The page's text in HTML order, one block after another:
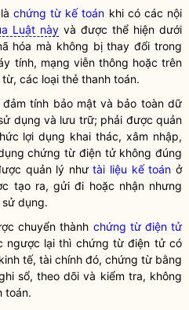
làchứng từ kế toán khi có các nội
Luật này và được thể hiện dưới
hóa mà không bị thay đổi trong
tính, mạng viễn thông hoặc trên
các loại thẻ thanh toán.
đảm tính bảo mật và bảo toàn dữ
dụng và lưu trữ; phải được quản
lợi dụng khai thác, xâm nhập,
chứng từ điện tửkhông đúng
quản lý nhưtài liệu kế toán ở
tạo ra, gửi đi hoặc nhận nhưng
dụng.
chuyển thành chứng từ điện tử
ngược lại thì chứng từ điện tửcó
tế, tài chính đó, chứng từ bằng
sổ, theo dõi và kiểm tra, không
toán.